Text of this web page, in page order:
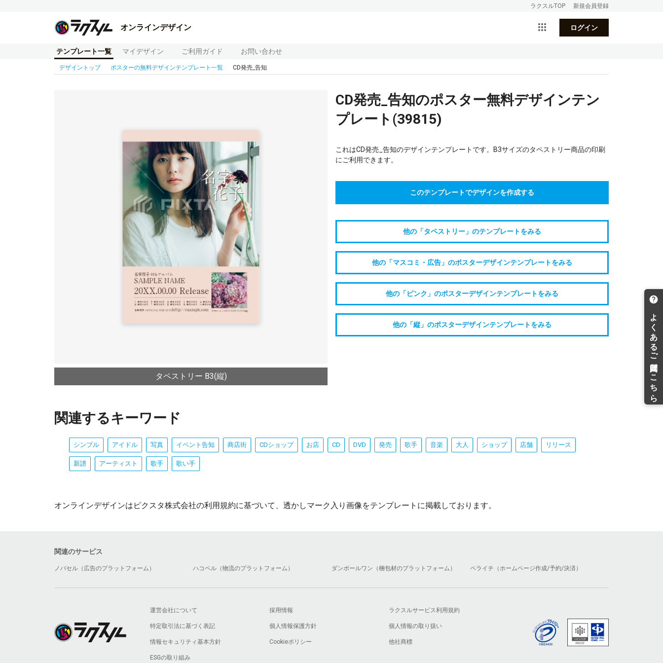
ラクスルTOP 新規会員登録
オンラインデザイン ログイン
テンプレート一覧 マイデザイン ご利用ガイド お問い合わせ
デザイントップ ポスターの無料デザインテンプレート一覧 CD発売_告知
タペストリー B3(縦)
CD発売_告知のポスター無料デザインテン
プレート(39815)
これはCD発売_告知のデザインテンプレートです。B3サイズのタペストリー商品の印刷
にご利用できます。
このテンプレートでデザインを作成する
他の「タペストリー」のテンプレートをみる
他の「マスコミ・広告」のポスターデザインテンプレートをみる
他の「ピンク」のポスターデザインテンプレートをみる
他の「縦」のポスターデザインテンプレートをみる
関連するキーワード
シンプル アイドル 写真 イベント告知 商店街 CDショップ お店 CD DVD 発売 歌手 音楽 大人 ショップ 店舗 リリース
新譜 アーティスト 歌手 歌い手
オンラインデザインはピクスタ株式会社の利用規約に基づいて、透かしマーク入り画像をテンプレートに掲載しております。
関連のサービス
ノバセル（広告のプラットフォーム） ハコベル（物流のプラットフォーム） ダンボールワン（梱包材のプラットフォーム） ペライチ（ホームページ作成/予約/決済）
運営会社について 採用情報 ラクスルサービス利用規約
特定取引法に基づく表記 個人情報保護方針 個人情報の取り扱い
情報セキュリティ基本方針 Cookieポリシー 他社商標
ESGの取り組み